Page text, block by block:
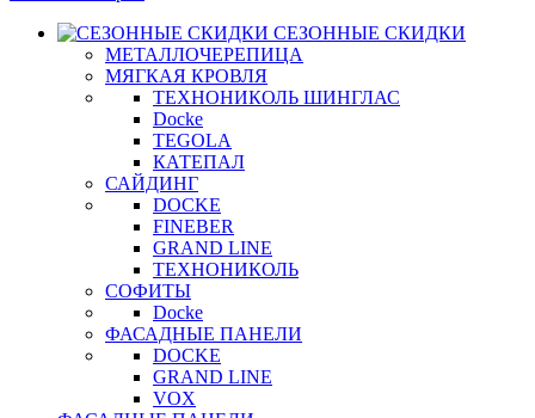
СЕЗОННЫЕ СКИДКИ
МЕТАЛЛОЧЕРЕПИЦА
МЯГКАЯ КРОВЛЯ
ТЕХНОНИКОЛЬ ШИНГЛАС
Docke
TEGOLA
КАТЕПАЛ
САЙДИНГ
DOCKE
FINEBER
GRAND LINE
ТЕХНОНИКОЛЬ
СОФИТЫ
Docke
ФАСАДНЫЕ ПАНЕЛИ
DOCKE
GRAND LINE
VOX